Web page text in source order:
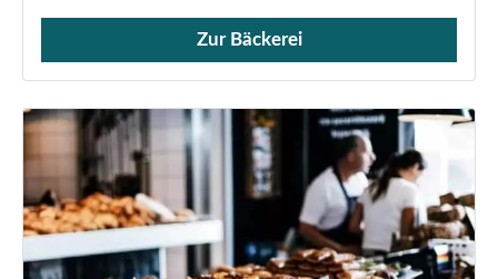
Verkauf von Brötchen,
Zur Bäckerei